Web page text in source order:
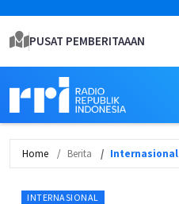
PUSAT PEMBERITAAAN
Home Berita Internasional
INTERNASIONAL